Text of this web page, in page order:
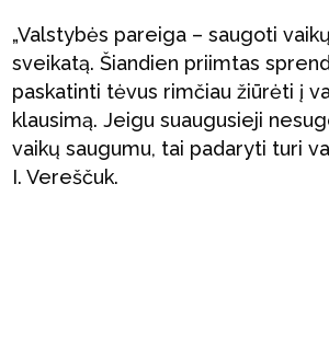
„Valstybės pareiga – saugoti
sveikatą. Šiandien priimtas
paskatinti tėvus rimčiau žiūrėti į
klausimą. Jeigu suaugusieji
vaikų saugumu, tai padaryti turi
I. Vereščuk.